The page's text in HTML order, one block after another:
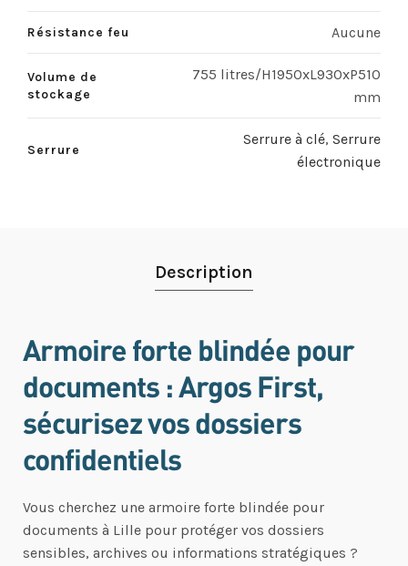
Résistance feu Aucune
Volume de
stockage
755 litres/H1950xL930xP510
mm
Serrure
Serrure à clé, Serrure
électronique
Description
Armoire forte blindée pour
documents : Argos First,
sécurisez vos dossiers
confidentiels
Vous cherchez une armoire forte blindée pour
documents à Lille pour protéger vos dossiers
sensibles, archives ou informations stratégiques ?